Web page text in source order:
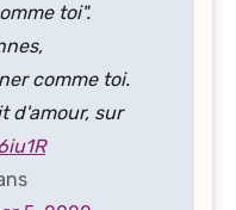
toi".
comme toi.
d'amour, sur